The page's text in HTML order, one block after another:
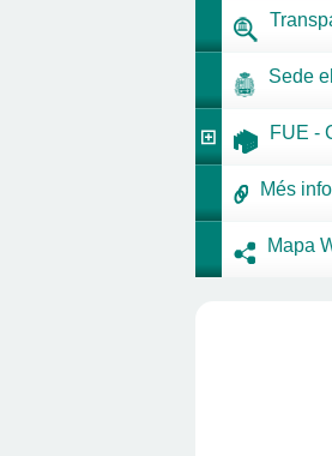
Sede
FUE -
Més
Mapa